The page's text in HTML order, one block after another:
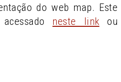
do web map. Este
neste link ou